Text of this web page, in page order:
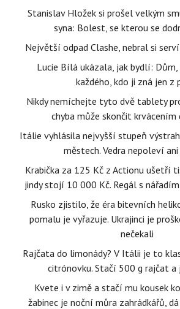
Stanislav Hložek si prošel velkým
syna: Bolest, se kterou se
Největší odpad Clashe, nebral si
Lucie Bílá ukázala, jak bydlí:
každého, kdo ji zná jen z
Nikdy nemíchejte tyto dvě tablety
chyba může skončit krvácením
Itálie vyhlásila nejvyšší stupeň
městech. Vedra nepoleví ani
Krabička za 125 Kč z Actionu ušetří
jindy stojí 10 000 Kč. Regál s
Rusko zjistilo, že éra bitevních
pomalu je vyřazuje. Ukrajinci je
nečekali
Rajčata do limonády? V Itálii je to
citrónovku. Stačí 500 g rajčat a
Kvete i v zimě a stačí mu kousek
žabinec je noční můra zahrádkářů,